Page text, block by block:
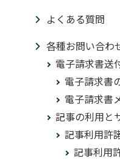
よくある質問
各種お問い合わ
電子請求書送
電子請求書
電子請求書
記事の利用と
記事利用許
記事利用